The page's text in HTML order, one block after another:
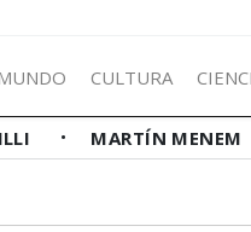
CULTURA
MARTÍN MENEM